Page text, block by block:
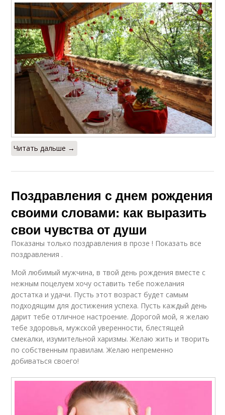
Читать дальше →
Поздравления с днем рождения
своими словами: как выразить
свои чувства от души
Показаны только поздравления в прозе ! Показать все
поздравления .
Мой любимый мужчина, в твой день рождения вместе с
нежным поцелуем хочу оставить тебе пожелания
достатка и удачи. Пусть этот возраст будет самым
подходящим для достижения успеха. Пусть каждый день
дарит тебе отличное настроение. Дорогой мой, я желаю
тебе здоровья, мужской уверенности, блестящей
смекалки, изумительной харизмы. Желаю жить и творить
по собственным правилам. Желаю непременно
добиваться своего!